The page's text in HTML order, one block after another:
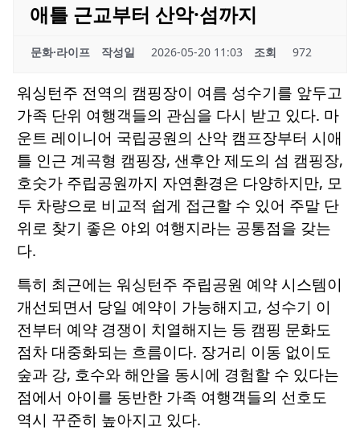
애틀 근교부터 산악·섬까지
문화·라이프 작성일 2026-05-20 11:03 조회 972
워싱턴주 전역의 캠핑장이 여름 성수기를 앞두고
가족 단위 여행객들의 관심을 다시 받고 있다. 마
운트 레이니어 국립공원의 산악 캠프장부터 시애
틀 인근 계곡형 캠핑장, 샌후안 제도의 섬 캠핑장,
호숫가 주립공원까지 자연환경은 다양하지만, 모
두 차량으로 비교적 쉽게 접근할 수 있어 주말 단
위로 찾기 좋은 야외 여행지라는 공통점을 갖는
다.
특히 최근에는 워싱턴주 주립공원 예약 시스템이
개선되면서 당일 예약이 가능해지고, 성수기 이
전부터 예약 경쟁이 치열해지는 등 캠핑 문화도
점차 대중화되는 흐름이다. 장거리 이동 없이도
숲과 강, 호수와 해안을 동시에 경험할 수 있다는
점에서 아이를 동반한 가족 여행객들의 선호도
역시 꾸준히 높아지고 있다.